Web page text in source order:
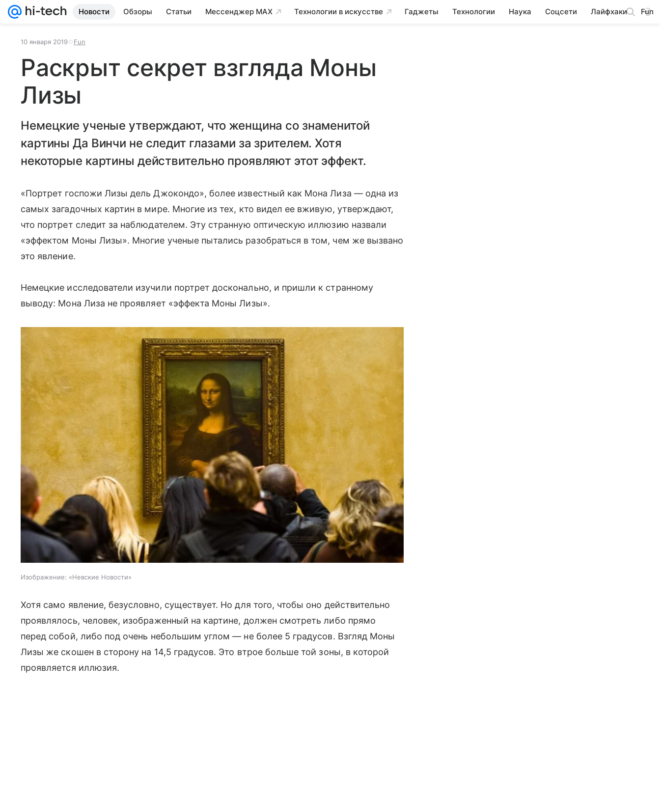
Новости Обзоры Статьи Мессенджер MAX Технологии в искусстве Гаджеты Технологии Наука Соцсети Лайфхаки Fun
10 января 2019 Fun
Раскрыт секрет взгляда Моны
Лизы
Немецкие ученые утверждают, что женщина со знаменитой
картины Да Винчи не следит глазами за зрителем. Хотя
некоторые картины действительно проявляют этот эффект.
«Портрет госпожи Лизы дель Джокондо», более известный как Мона Лиза — одна из
самых загадочных картин в мире. Многие из тех, кто видел ее вживую, утверждают,
что портрет следит за наблюдателем. Эту странную оптическую иллюзию назвали
«эффектом Моны Лизы». Многие ученые пытались разобраться в том, чем же вызвано
это явление.
Немецкие исследователи изучили портрет досконально, и пришли к странному
выводу: Мона Лиза не проявляет «эффекта Моны Лизы».
Изображение: «Невские Новости»
Хотя само явление, безусловно, существует. Но для того, чтобы оно действительно
проявлялось, человек, изображенный на картине, должен смотреть либо прямо
перед собой, либо под очень небольшим углом — не более 5 градусов. Взгляд Моны
Лизы же скошен в сторону на 14,5 градусов. Это втрое больше той зоны, в которой
проявляется иллюзия.